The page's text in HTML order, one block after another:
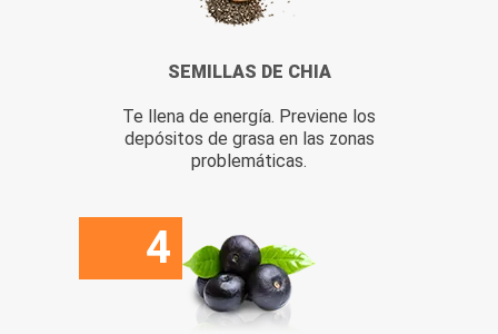
SEMILLAS DE CHIA
Te llena de energía. Previene los
depósitos de grasa en las zonas
problemáticas.
4